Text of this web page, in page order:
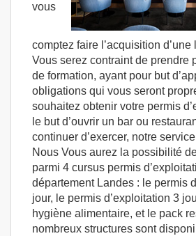
vous
comptez faire l’acquisition
Vous serez contraint de prendre
de formation, ayant pour but
obligations qui vous seront
souhaitez obtenir votre permis
le but d’ouvrir un bar ou
continuer d’exercer, notre
Nous Vous aurez la possibilité
parmi 4 cursus permis
département Landes : le permis
jour, le permis d’exploitation 3
hygiène alimentaire, et le pack
nombreux structures sont